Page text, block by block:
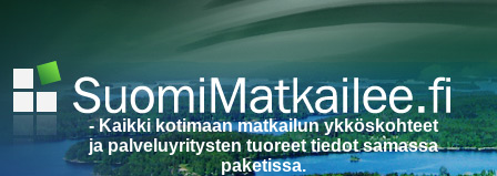
- Kaikki kotimaan matkailun ykköskohteet
ja palveluyritysten tuoreet tiedot samassa
paketissa.